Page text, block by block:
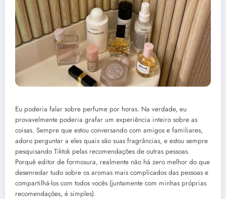
Eu poderia falar sobre perfume por horas. Na verdade, eu
provavelmente poderia grafar um experiência inteiro sobre as
coisas. Sempre que estou conversando com amigos e familiares,
adoro perguntar a eles quais são suas fragrâncias, e estou sempre
pesquisando Tiktok pelas recomendações de outras pessoas.
Porquê editor de formosura, realmente não há zero melhor do que
desenredar tudo sobre os aromas mais complicados das pessoas e
compartilhá-los com todos vocês (juntamente com minhas próprias
recomendações, é simples).